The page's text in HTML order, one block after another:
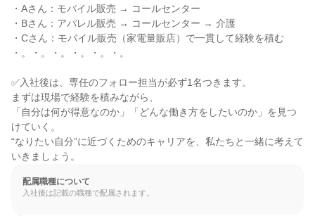
・Aさん：モバイル販売 → コールセンター
・Bさん：アパレル販売 → コールセンター → 介護
・Cさん：モバイル販売（家電量販店）で一貫して経験を積む
・。・。・。・。・。・。
✅入社後は、専任のフォロー担当が必ず1名つきます。
まずは現場で経験を積みながら、
「自分は何が得意なのか」「どんな働き方をしたいのか」を見つ
けていく。
“なりたい自分”に近づくためのキャリアを、私たちと一緒に考えて
いきましょう。
配属職種について
入社後は記載の職種で配属されます。